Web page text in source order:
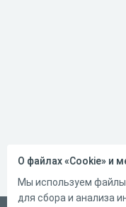
О файлах «Cookie» и
Мы используем файлы
для сбора и анализа